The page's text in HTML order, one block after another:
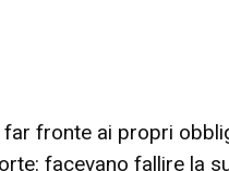
fronte ai propri
facevano fallire la